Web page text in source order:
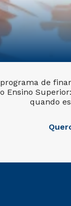
programa de
Ensino
quando